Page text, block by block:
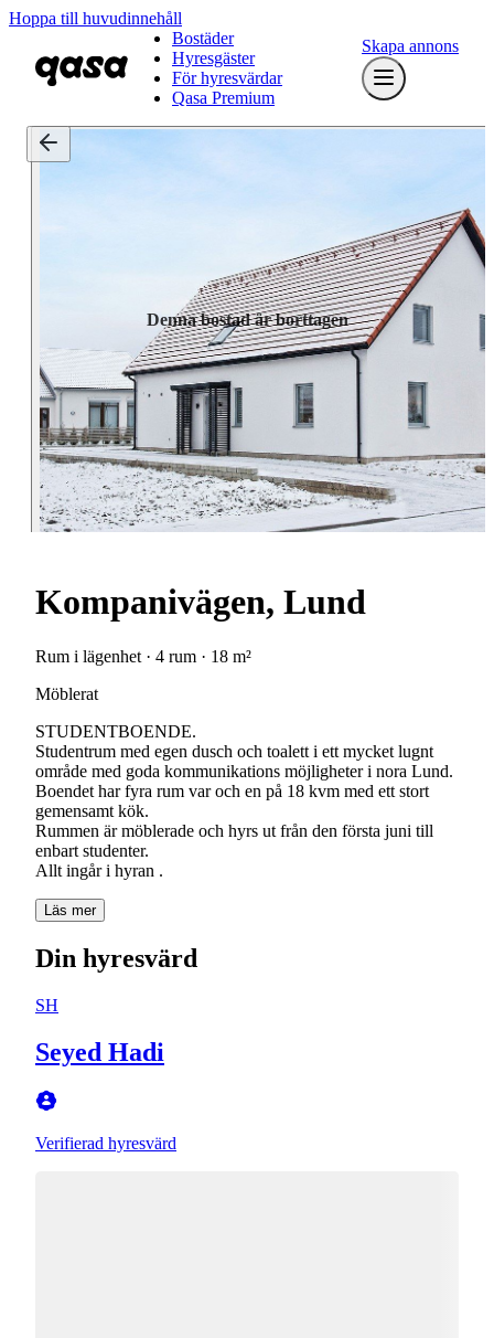
Hoppa till huvudinnehåll
Bostäder
Hyresgäster
För hyresvärdar
Qasa Premium
Skapa annons
Denna bostad är borttagen
Kompanivägen, Lund
Rum i lägenhet · 4 rum · 18 m²
Möblerat
STUDENTBOENDE.
Studentrum med egen dusch och toalett i ett mycket lugnt
område med goda kommunikations möjligheter i nora Lund.
Boendet har fyra rum var och en på 18 kvm med ett stort
gemensamt kök.
Rummen är möblerade och hyrs ut från den första juni till
enbart studenter.
Allt ingår i hyran .
Läs mer
Din hyresvärd
SH
Seyed Hadi
Verifierad hyresvärd